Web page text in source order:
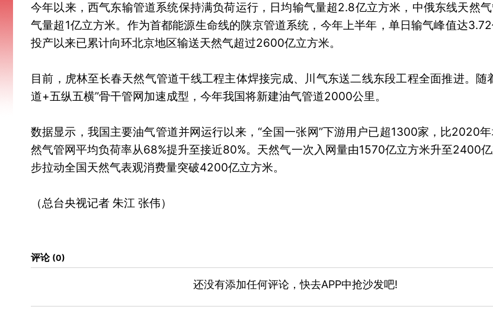
今年以来，西气东输管道系统保持满负荷运行，日均输气量超2.8亿立方米，中俄东线天然
气量超1亿立方米。作为首都能源生命线的陕京管道系统，今年上半年，单日输气峰值达
投产以来已累计向环北京地区输送天然气超过2600亿立方米。
目前，虎林至长春天然气管道干线工程主体焊接完成、川气东送二线东段工程全面推进。随
道+五纵五横”骨干管网加速成型，今年我国将新建油气管道2000公里。
数据显示，我国主要油气管道并网运行以来，“全国一张网”下游用户已超1300家，比2020
然气管网平均负荷率从68%提升至接近80%。天然气一次入网量由1570亿立方米升至2400
步拉动全国天然气表观消费量突破4200亿立方米。
（总台央视记者 朱江 张伟）
评论 0
还没有添加任何评论，快去APP中抢沙发吧!